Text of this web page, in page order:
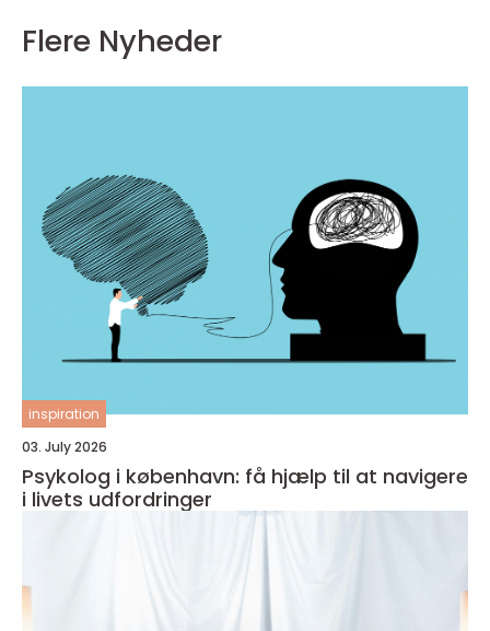
Flere Nyheder
inspiration
03. July 2026
Psykolog i københavn: få hjælp til at navigere
i livets udfordringer